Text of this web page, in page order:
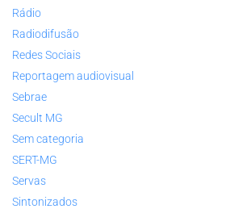
Rádio
Radiodifusão
Redes Sociais
Reportagem audiovisual
Sebrae
Secult MG
Sem categoria
SERT-MG
Servas
Sintonizados